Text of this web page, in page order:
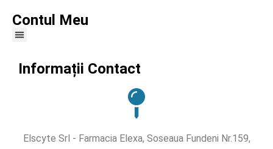
Contul Meu
Informații Contact
Elscyte Srl - Farmacia Elexa, Soseaua Fundeni Nr.159,